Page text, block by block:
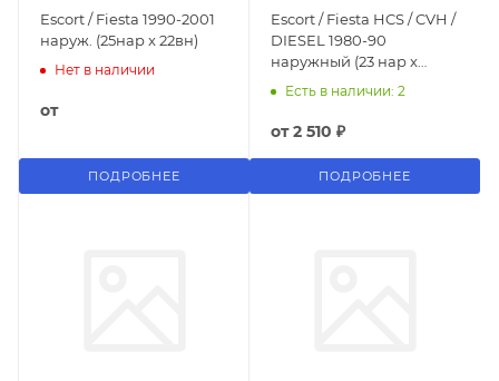
Escort / Fiesta 1990-2001
наруж. (25нар x 22вн)
Нет в наличии
от
ПОДРОБНЕЕ
Escort / Fiesta HCS / CVH /
DIESEL 1980-90
наружный (23 нар x
22вн)
Есть в наличии: 2
от2 510 ₽
ПОДРОБНЕЕ